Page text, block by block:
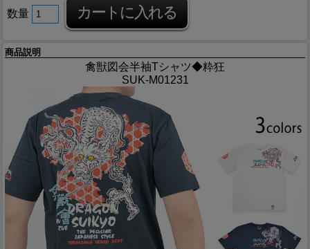
数量
商品説明
禽獣図会半袖Tシャツ◆粋狂
SUK-M01231